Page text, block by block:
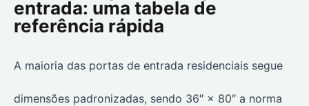
entrada: uma tabela de
referência rápida
A maioria das portas de entrada residenciais segue
dimensões padronizadas, sendo 36″ × 80″ a norma